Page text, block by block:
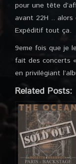
pour une tête
avant 22H ..
Expéditif tout ça.
9eme fois que je
fait des concerts
en privilégiant
Related Posts: